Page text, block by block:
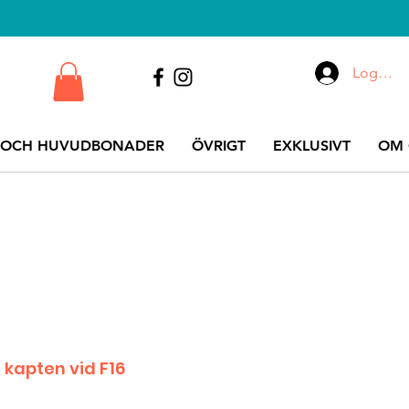
HUVUDBONADER ÖVRIGT EXKLUSIVT OM
Logga
vid F16